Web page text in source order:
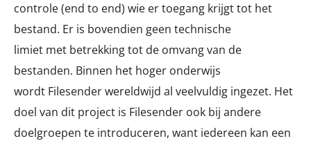
controle (end to end) wie er toegang krijgt tot het
bestand. Er is bovendien geen technische
limiet met betrekking tot de omvang van de
bestanden. Binnen het hoger onderwijs
wordt Filesender wereldwijd al veelvuldig ingezet. Het
doel van dit project is Filesender ook bij andere
doelgroepen te introduceren, want iedereen kan een